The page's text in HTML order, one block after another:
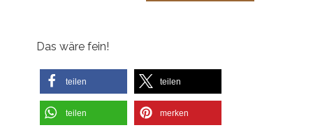
Das wäre fein!
teilen teilen
teilen merken